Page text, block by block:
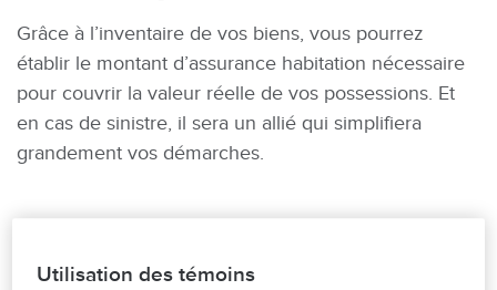
Grâce à l’inventaire de vos biens, vous pourrez
établir le montant d’assurance habitation nécessaire
pour couvrir la valeur réelle de vos possessions. Et
en cas de sinistre, il sera un allié qui simplifiera
grandement vos démarches.
Vous aimerez aussi
Utilisation des témoins